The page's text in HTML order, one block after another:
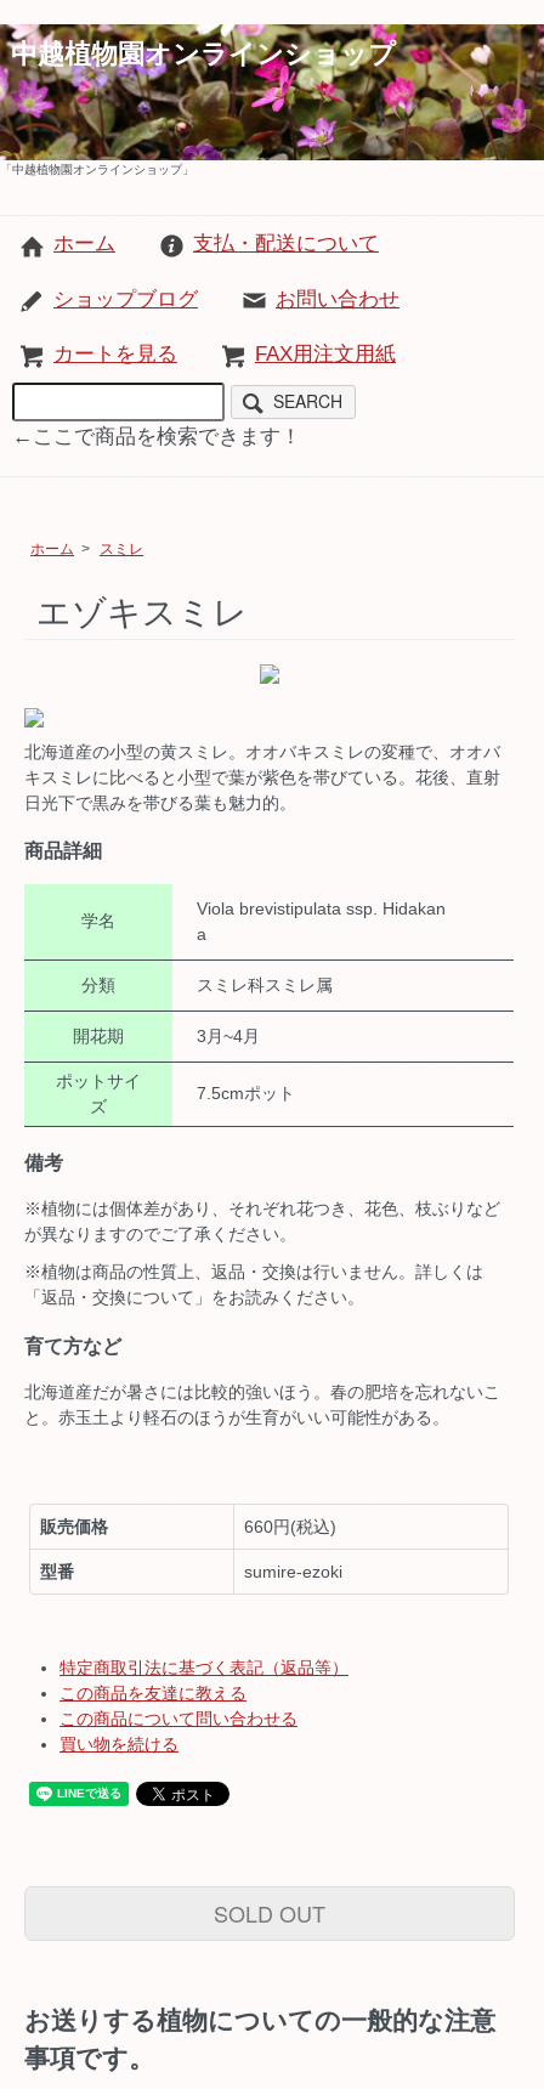
中越植物園オンラインショップ
「中越植物園オンラインショップ」
ホーム 支払・配送について
ショップブログ お問い合わせ
カートを見る FAX用注文用紙
SEARCH
←ここで商品を検索できます！
ホーム > スミレ
エゾキスミレ
北海道産の小型の黄スミレ。オオバキスミレの変種で、オオバ
キスミレに比べると小型で葉が紫色を帯びている。花後、直射
日光下で黒みを帯びる葉も魅力的。
商品詳細
学名
Viola brevistipulata ssp. Hidakan
a
分類 スミレ科スミレ属
開花期 3月~4月
ポットサイ
ズ
7.5cmポット
備考
※植物には個体差があり、それぞれ花つき、花色、枝ぶりなど
が異なりますのでご了承ください。
※植物は商品の性質上、返品・交換は行いません。詳しくは
「返品・交換について」をお読みください。
育て方など
北海道産だが暑さには比較的強いほう。春の肥培を忘れないこ
と。赤玉土より軽石のほうが生育がいい可能性がある。
販売価格 660円(税込)
型番 sumire-ezoki
特定商取引法に基づく表記（返品等）
この商品を友達に教える
この商品について問い合わせる
買い物を続ける
SOLD OUT
お送りする植物についての一般的な注意
事項です。